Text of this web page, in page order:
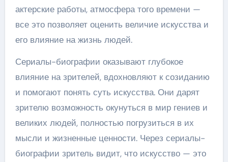
актерские работы, атмосфера того времени —
все это позволяет оценить величие искусства и
его влияние на жизнь людей.
Сериалы-биографии оказывают глубокое
влияние на зрителей, вдохновляют к созиданию
и помогают понять суть искусства. Они дарят
зрителю возможность окунуться в мир гениев и
великих людей, полностью погрузиться в их
мысли и жизненные ценности. Через сериалы-
биографии зритель видит, что искусство — это